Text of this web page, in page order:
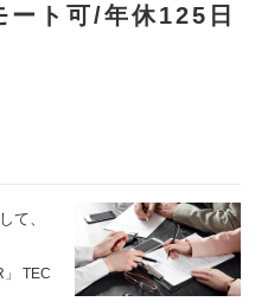
ート可/年休125日
て、
」 TEC